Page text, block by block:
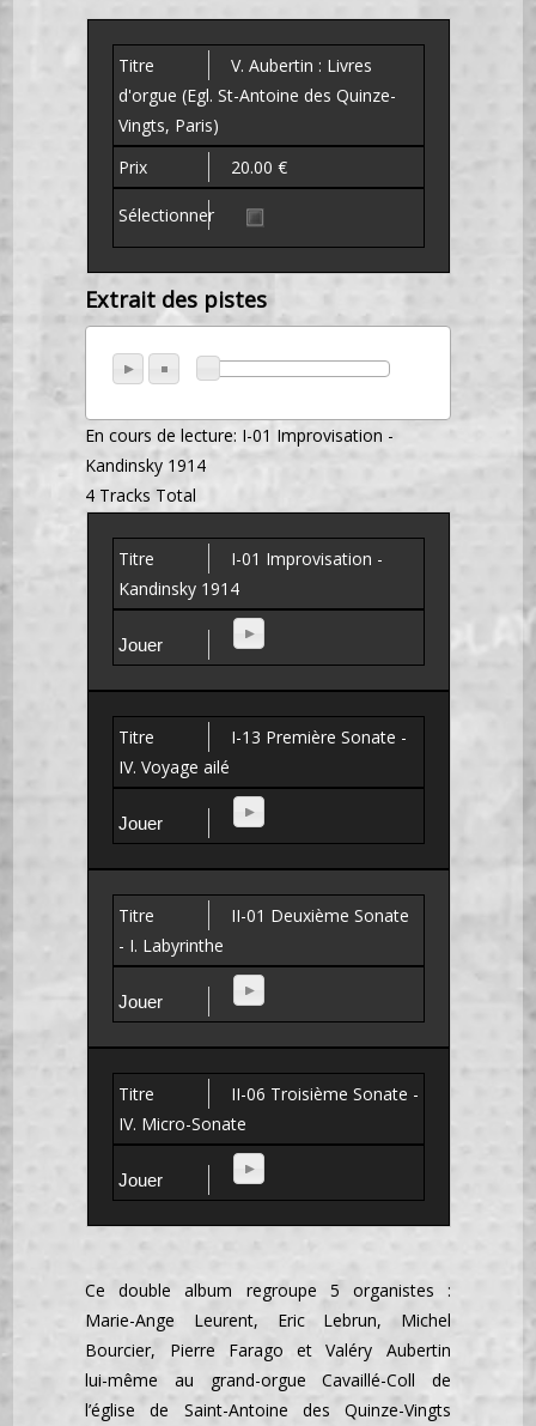
V. Aubertin : Livres
d'orgue (Egl. St-Antoine des Quinze-
Vingts, Paris)
20.00 €
Extrait des pistes
En cours de lecture: I-01 Improvisation -
Kandinsky 1914
4 Tracks Total
I-01 Improvisation -
Kandinsky 1914
I-13 Première Sonate -
IV. Voyage ailé
II-01 Deuxième Sonate
- I. Labyrinthe
II-06 Troisième Sonate -
IV. Micro-Sonate
Ce double album regroupe 5 organistes :
Marie-Ange Leurent, Eric Lebrun, Michel
Bourcier, Pierre Farago et Valéry Aubertin
lui-même au grand-orgue Cavaillé-Coll de
l’église de Saint-Antoine des Quinze-Vingts